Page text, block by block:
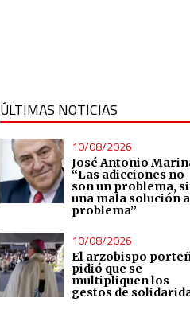
ÚLTIMAS NOTICIAS
10/08/2026
José Antonio
“Las adicciones no
son un problema,
una mala solución
problema”
10/08/2026
El arzobispo
pidió que se
multipliquen los
gestos de